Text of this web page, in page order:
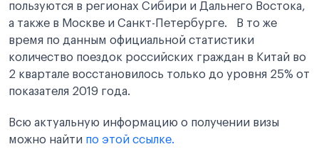
пользуются в регионах Сибири и Дальнего Востока,
а также в Москве и Санкт-Петербурге. В то же
время по данным официальной статистики
количество поездок российских граждан в Китай во
2 квартале восстановилось только до уровня 25% от
показателя 2019 года.
Всю актуальную информацию о получении визы
можно найти по этой ссылке.